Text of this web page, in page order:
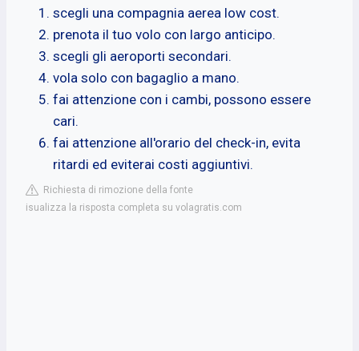
scegli una compagnia aerea low cost.
prenota il tuo volo con largo anticipo.
scegli gli aeroporti secondari.
vola solo con bagaglio a mano.
fai attenzione con i cambi, possono essere
cari.
fai attenzione all'orario del check-in, evita
ritardi ed eviterai costi aggiuntivi.
Richiesta di rimozione della fonte
isualizza la risposta completa su volagratis.com